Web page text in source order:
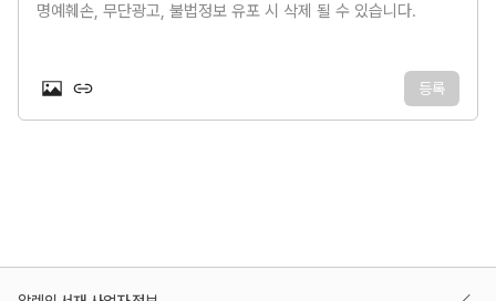
명예훼손, 무단광고, 불법정보 유포 시 삭제 될 수 있습니다.
등록